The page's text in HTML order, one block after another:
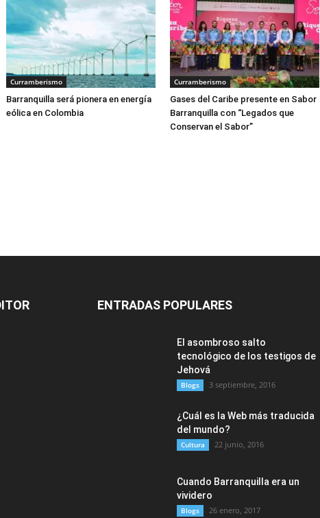
Curramberismo
Barranquilla será pionera en energía
eólica en Colombia
Curramberismo
Gases del Caribe presente en Sabor
Barranquilla con “Legados que
Conservan el Sabor”
ENTRADAS POPULARES
El asombroso salto
tecnológico de los testigos de
Jehová
Blogs 3 septiembre, 2016
¿Cuál es la Web más traducida
del mundo?
Cultura 22 junio, 2016
Cuando Barranquilla era un
vividero
Blogs 26 enero, 2017